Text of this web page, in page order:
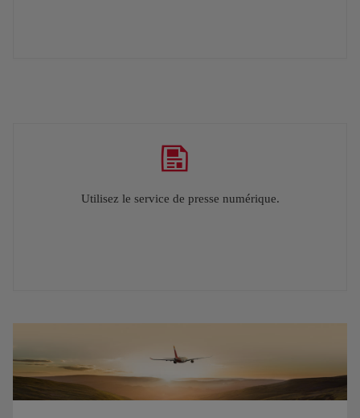
Utilisez le service de presse numérique.